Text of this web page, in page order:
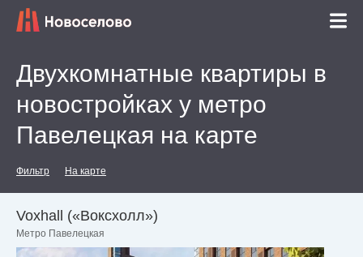
Двухкомнатные квартиры в
новостройках у метро
Павелецкая на карте
Фильтр На карте
Voxhall («Воксхолл»)
Метро Павелецкая